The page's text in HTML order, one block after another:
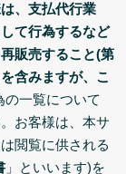
、支払代行業
て行為するなど
販売すること(第
含みますが、こ
の一覧について
お客様は、本サ
閲覧に供される
」といいます)を